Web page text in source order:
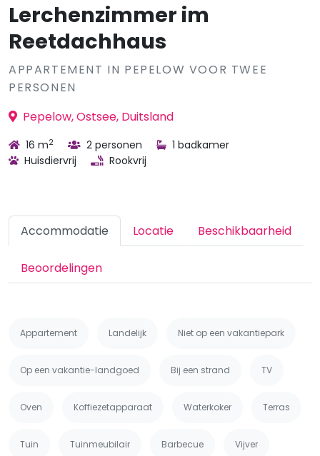
Lerchenzimmer im
Reetdachhaus
APPARTEMENT IN PEPELOW VOOR TWEE
PERSONEN
Pepelow, Ostsee, Duitsland
16 m2 2 personen
1 badkamer
Huisdiervrij
Rookvrij
Accommodatie Locatie Beschikbaarheid
Beoordelingen
Appartement Landelijk Niet op een vakantiepark
Op een vakantie-landgoed Bij een strand TV
Oven Koffiezetapparaat Waterkoker Terras
Tuin Tuinmeubilair Barbecue Vijver